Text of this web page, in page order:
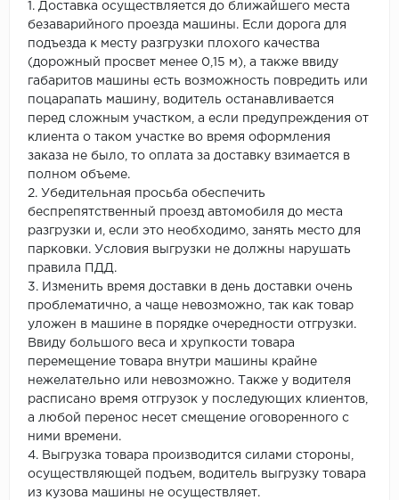
1. Доставка осуществляется до ближайшего места
безаварийного проезда машины. Если дорога для
подъезда к месту разгрузки плохого качества
(дорожный просвет менее 0,15 м), а также ввиду
габаритов машины есть возможность повредить или
поцарапать машину, водитель останавливается
перед сложным участком, а если предупреждения от
клиента о таком участке во время оформления
заказа не было, то оплата за доставку взимается в
полном объеме.
2. Убедительная просьба обеспечить
беспрепятственный проезд автомобиля до места
разгрузки и, если это необходимо, занять место для
парковки. Условия выгрузки не должны нарушать
правила ПДД.
3. Изменить время доставки в день доставки очень
проблематично, а чаще невозможно, так как товар
уложен в машине в порядке очередности отгрузки.
Ввиду большого веса и хрупкости товара
перемещение товара внутри машины крайне
нежелательно или невозможно. Также у водителя
расписано время отгрузок у последующих клиентов,
а любой перенос несет смещение оговоренного с
ними времени.
4. Выгрузка товара производится силами стороны,
осуществляющей подъем, водитель выгрузку товара
из кузова машины не осуществляет.